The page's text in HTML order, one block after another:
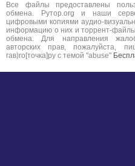
Все файлы предоставлены
обмена. Рутор.org и наши
цифровыми копиями аудио-
информацию о них и торрент-
обмена. Для направления
авторских прав, пожалуйста,
гав)ro[точка]ру с темой "abuse"